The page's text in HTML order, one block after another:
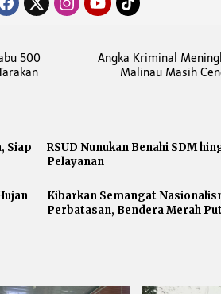
500
Angka Kriminal
Malinau Masih
Siap
RSUD Nunukan Benahi SDM
Pelayanan
Kibarkan Semangat
Perbatasan, Bendera Merah